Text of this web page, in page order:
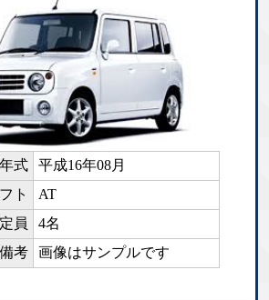
年式
平成16年08月
ト
AT
定員
4名
備考
画像はサンプルです